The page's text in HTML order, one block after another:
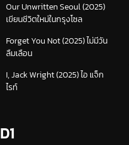
Our Unwritten Seoul (2025)
เขียนชีวิตใหม่ในกรุงโซล
Forget You Not (2025) ไม่มีวัน
ลืมเลือน
I, Jack Wright (2025) ไอ แจ็ก
ไรท์
D1